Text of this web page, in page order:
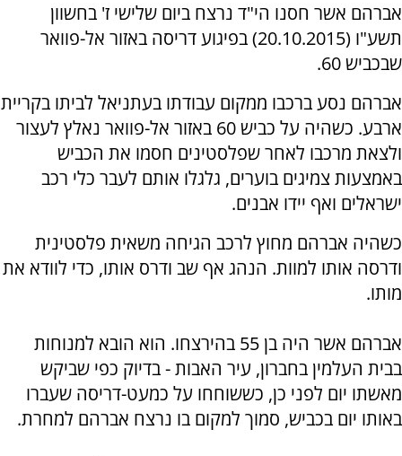
אברהם אשר חסנו הי"ד נרצח ביום שלישי ז' בחשוון
תשע"ו (20.10.2015) בפיגוע דריסה באזור אל-פוואר
שבכביש 60.
אברהם נסע ברכבו ממקום עבודתו בעתניאל לביתו בקריית
ארבע. כשהיה על כביש 60 באזור אל-פוואר נאלץ לעצור
ולצאת מרכבו לאחר שפלסטינים חסמו את הכביש
באמצעות צמיגים בוערים, גלגלו אותם לעבר כלי רכב
ישראלים ואף יידו אבנים.
כשהיה אברהם מחוץ לרכב הגיחה משאית פלסטינית
ודרסה אותו למוות. הנהג אף שב ודרס אותו, כדי לוודא את
מותו.
אברהם אשר היה בן 55 בהירצחו. הוא הובא למנוחות
בבית העלמין בחברון, עיר האבות - בדיוק כפי שביקש
מאשתו יום לפני כן, כששוחחו על כמעט-דריסה שעברו
באותו יום בכביש, סמוך למקום בו נרצח אברהם למחרת.